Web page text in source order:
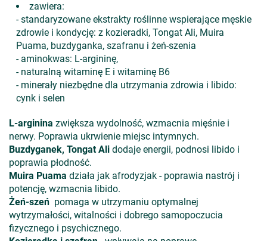
zawiera:
- standaryzowane ekstrakty roślinne wspierające męskie
zdrowie i kondycję: z kozieradki, Tongat Ali, Muira
Puama, buzdyganka, szafranu i żeń-szenia
- aminokwas: L-argininę,
- naturalną witaminę E i witaminę B6
- minerały niezbędne dla utrzymania zdrowia i libido:
cynk i selen
L-arginina zwiększa wydolność, wzmacnia mięśnie i
nerwy. Poprawia ukrwienie miejsc intymnych.
Buzdyganek, Tongat Ali dodaje energii, podnosi libido i
poprawia płodność.
Muira Puama działa jak afrodyzjak - poprawia nastrój i
potencję, wzmacnia libido.
Żeń-szeń pomaga w utrzymaniu optymalnej
wytrzymałości, witalności i dobrego samopoczucia
fizycznego i psychicznego.